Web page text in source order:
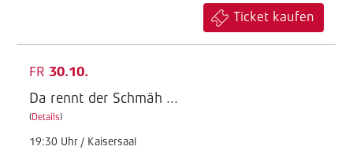
Ticket kaufen
FR 30.10.
Da rennt der Schmäh ...
(Details)
19:30 Uhr / Kaisersaal